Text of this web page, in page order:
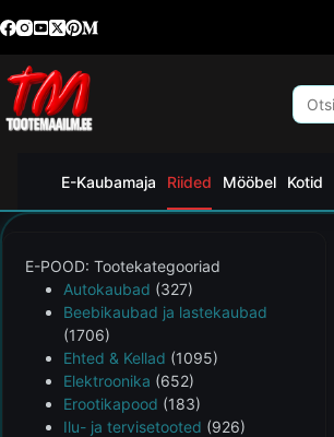
E-Kaubamaja Riided Mööbel Kotid
E-POOD: Tootekategooriad
Autokaubad (327)
Beebikaubad ja lastekaubad
(1706)
Ehted & Kellad (1095)
Elektroonika (652)
Erootikapood (183)
Ilu- ja tervisetooted (926)